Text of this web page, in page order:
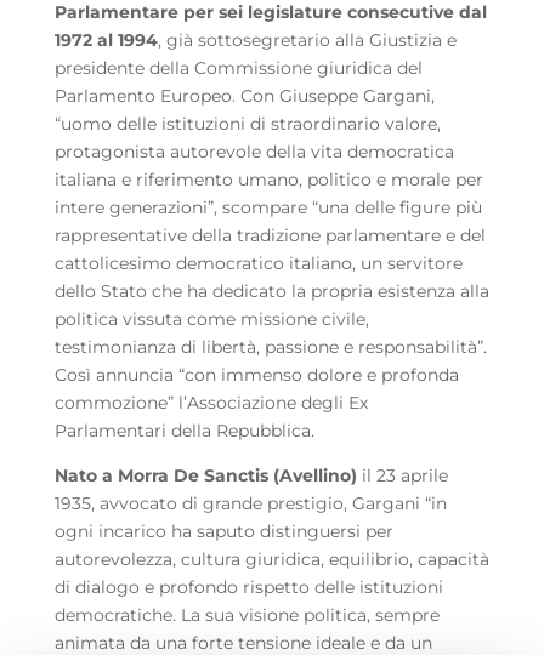
Parlamentare per sei legislature consecutive dal
1972 al 1994, già sottosegretario alla Giustizia e
presidente della Commissione giuridica del
Parlamento Europeo. Con Giuseppe Gargani,
“uomo delle istituzioni di straordinario valore,
protagonista autorevole della vita democratica
italiana e riferimento umano, politico e morale per
intere generazioni”, scompare “una delle figure più
rappresentative della tradizione parlamentare e del
cattolicesimo democratico italiano, un servitore
dello Stato che ha dedicato la propria esistenza alla
politica vissuta come missione civile,
testimonianza di libertà, passione e responsabilità”.
Così annuncia “con immenso dolore e profonda
commozione” l’Associazione degli Ex
Parlamentari della Repubblica.
Nato a Morra De Sanctis (Avellino) il 23 aprile
1935, avvocato di grande prestigio, Gargani “in
ogni incarico ha saputo distinguersi per
autorevolezza, cultura giuridica, equilibrio, capacità
di dialogo e profondo rispetto delle istituzioni
democratiche. La sua visione politica, sempre
animata da una forte tensione ideale e da un